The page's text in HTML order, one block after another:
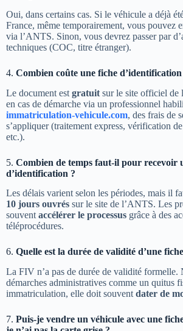
Oui, dans certains cas. Si le véhicule a déjà
France, même temporairement, vous pouvez
via l’ANTS. Sinon, vous devrez passer par
techniques (COC, titre étranger).
4. Combien coûte une fiche d’identification
Le document est gratuit sur le site officiel de
en cas de démarche via un professionnel
immatriculation-vehicule.com, des frais de
s’appliquer (traitement express, vérification de
etc.).
5. Combien de temps faut-il pour recevoir
d’identification ?
Les délais varient selon les périodes, mais il
10 jours ouvrés sur le site de l’ANTS. Les
souvent accélérer le processus grâce à des
téléprocédures.
6. Quelle est la durée de validité d’une
La FIV n’a pas de durée de validité formelle.
démarches administratives comme un quitus
immatriculation, elle doit souvent dater de
7. Puis-je vendre un véhicule avec une